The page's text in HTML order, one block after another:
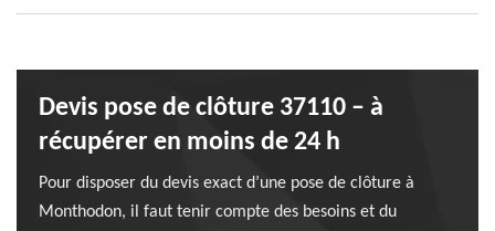
Devis pose de clôture 37110 – à
récupérer en moins de 24 h
Pour disposer du devis exact d’une pose de clôture à
Monthodon, il faut tenir compte des besoins et du